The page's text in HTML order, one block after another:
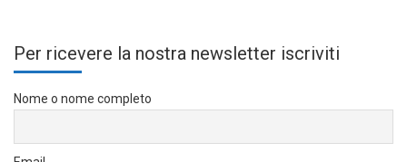
Per ricevere la nostra newsletter iscriviti
Nome o nome completo